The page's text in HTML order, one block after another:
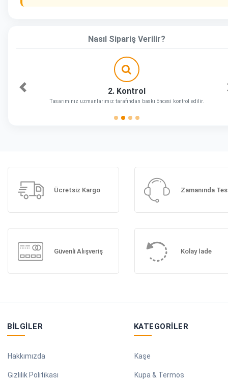
Nasıl Sipariş Verilir?
2. Kontrol
Tasarımınız uzmanlarımız tarafından baskı öncesi kontrol edilir.
Önceki
Ücretsiz Kargo Zamanında
Güvenli Alışveriş Kolay İade
BILGILER
Hakkımızda
Gizlilik Politikası
KATEGORILER
Kaşe
Kupa & Termos